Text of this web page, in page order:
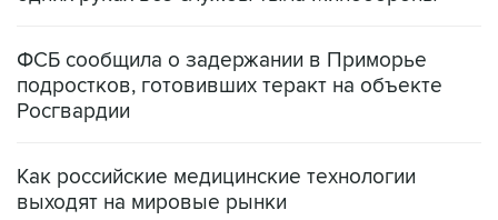
ФСБ сообщила о задержании в Приморье
подростков, готовивших теракт на объекте
Росгвардии
Как российские медицинские технологии
выходят на мировые рынки